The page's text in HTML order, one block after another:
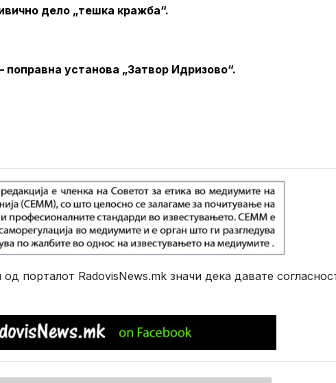
дело „тешка кражба“.
установа „Затвор Идризово“.
порталот RadovisNews.mk значи дека давате